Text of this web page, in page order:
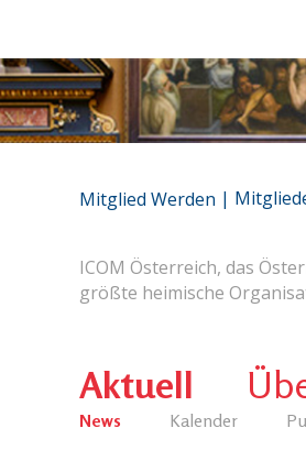
ICOM Österreich, das
größte heimische
Aktuell
News Kalender
Mitglied Werden |